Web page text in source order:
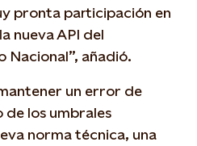
pronta participación en
nueva API del
añadió.
un error de
los umbrales
norma técnica, una